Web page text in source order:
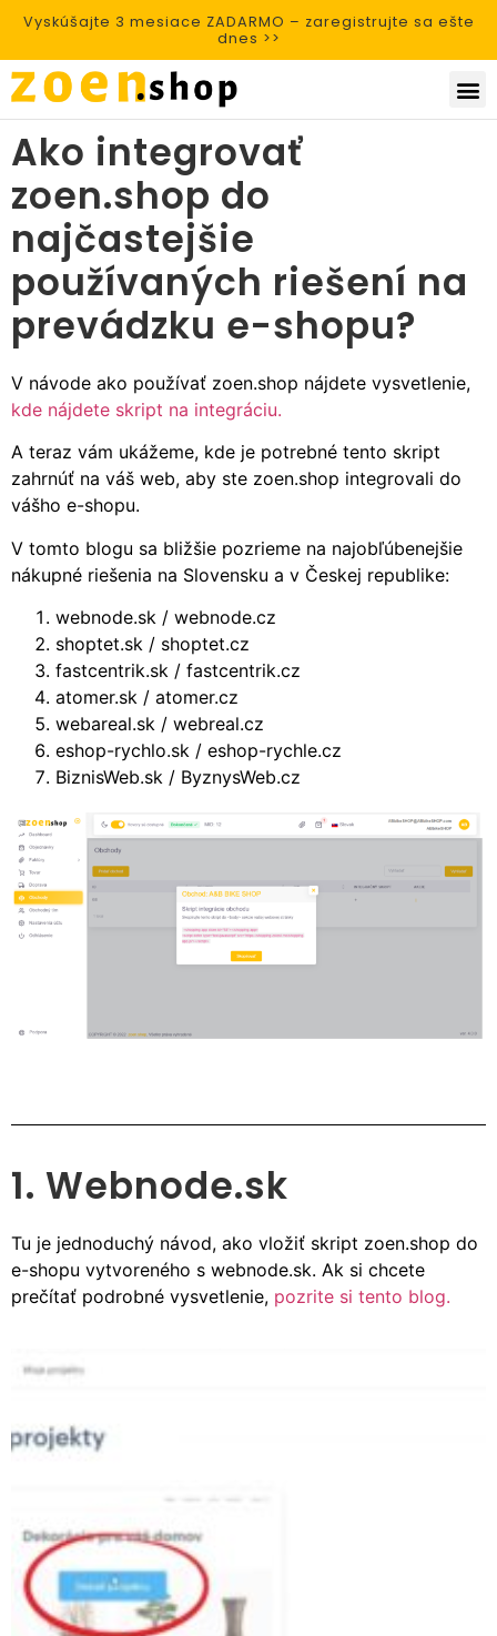
Vyskúšajte 3 mesiace ZADARMO – zaregistrujte sa ešte
dnes >>
Ako integrovať
zoen.shop do
najčastejšie
používaných riešení na
prevádzku e-shopu?
V návode ako používať zoen.shop nájdete vysvetlenie,
kde nájdete skript na integráciu.
A teraz vám ukážeme, kde je potrebné tento skript
zahrnúť na váš web, aby ste zoen.shop integrovali do
vášho e-shopu.
V tomto blogu sa bližšie pozrieme na najobľúbenejšie
nákupné riešenia na Slovensku a v Českej republike:
webnode.sk / webnode.cz
shoptet.sk / shoptet.cz
fastcentrik.sk / fastcentrik.cz
atomer.sk / atomer.cz
webareal.sk / webreal.cz
eshop-rychlo.sk / eshop-rychle.cz
BiznisWeb.sk / ByznysWeb.cz
1. Webnode.sk
Tu je jednoduchý návod, ako vložiť skript zoen.shop do
e-shopu vytvoreného s webnode.sk. Ak si chcete
prečítať podrobné vysvetlenie, pozrite si tento blog.